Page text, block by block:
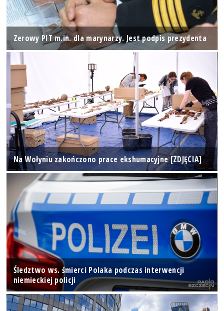
Zerowy PIT m.in. dla marynarzy. Jest podpis prezydenta
Na Wołyniu zakończono prace ekshumacyjne [ZDJĘCIA]
Śledztwo ws. śmierci Polaka podczas interwencji
niemieckiej policji